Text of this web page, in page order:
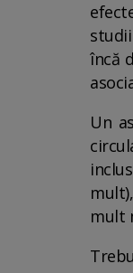
încă
Un
mult